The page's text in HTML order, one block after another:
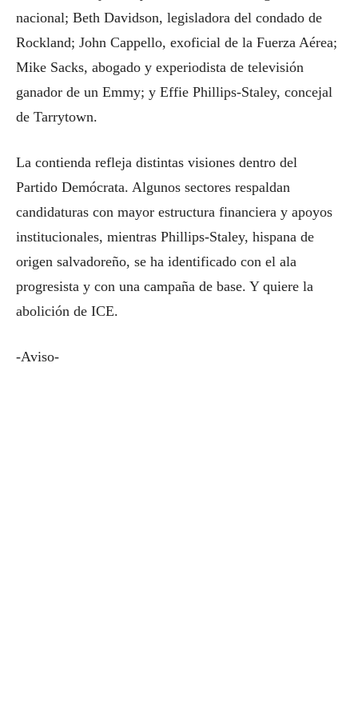
nacional; Beth Davidson, legisladora del condado de
Rockland; John Cappello, exoficial de la Fuerza Aérea;
Mike Sacks, abogado y experiodista de televisión
ganador de un Emmy; y Effie Phillips-Staley, concejal
de Tarrytown.
La contienda refleja distintas visiones dentro del
Partido Demócrata. Algunos sectores respaldan
candidaturas con mayor estructura financiera y apoyos
institucionales, mientras Phillips-Staley, hispana de
origen salvadoreño, se ha identificado con el ala
progresista y con una campaña de base. Y quiere la
abolición de ICE.
-Aviso-